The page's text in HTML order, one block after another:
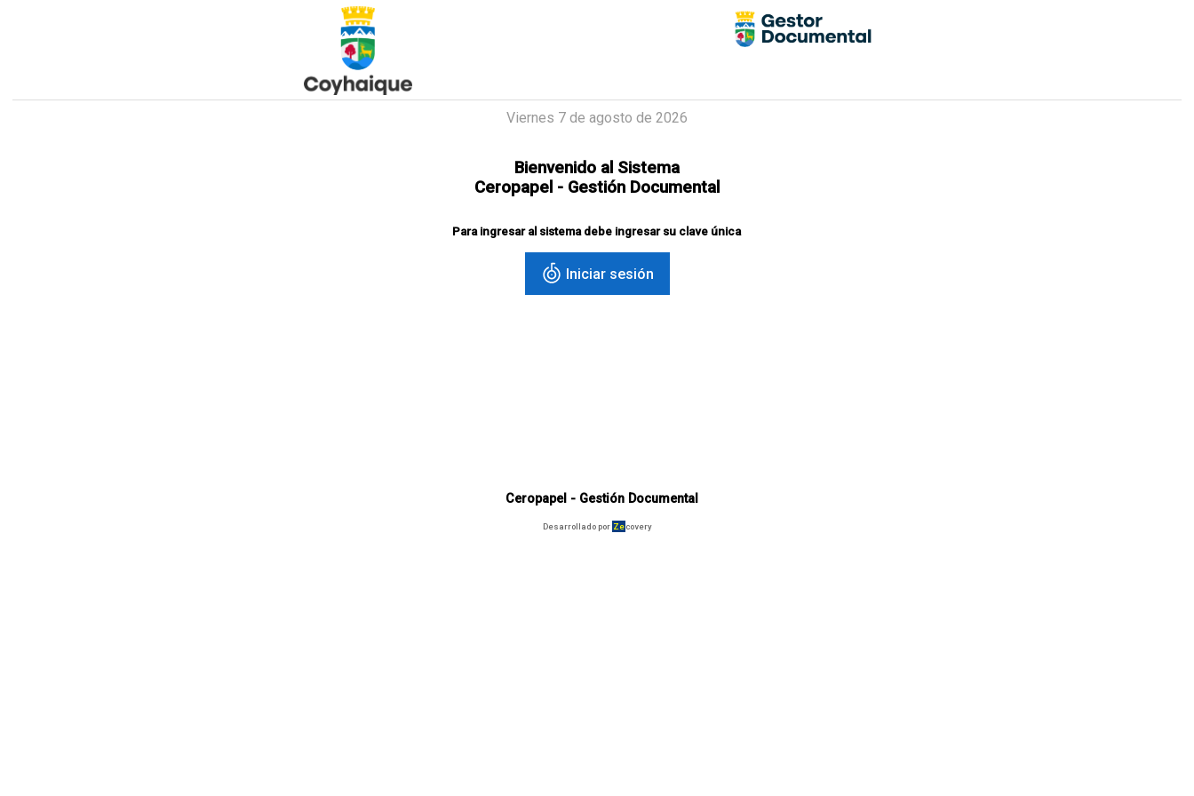
Viernes 7 de agosto de 2026
Bienvenido al Sistema
Ceropapel - Gestión Documental
Para ingresar al sistema debe ingresar su clave única
Iniciar sesión
Ceropapel - Gestión Documental
Desarrollado por Ze covery